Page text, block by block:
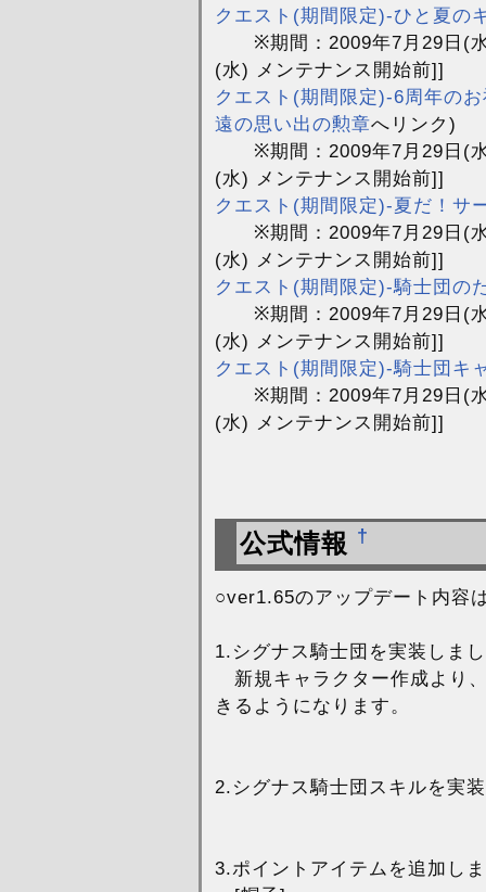
クエスト(期間限定)-ひと夏の
※期間：2009年7月29日(
(水) メンテナンス開始前]]
クエスト(期間限定)-6周年の
遠の思い出の勲章へリンク)
※期間：2009年7月29日(
(水) メンテナンス開始前]]
クエスト(期間限定)-夏だ！サ
※期間：2009年7月29日(
(水) メンテナンス開始前]]
クエスト(期間限定)-騎士団の
※期間：2009年7月29日(
(水) メンテナンス開始前]]
クエスト(期間限定)-騎士団キ
※期間：2009年7月29日(
(水) メンテナンス開始前]]
公式情報 †
○ver1.65のアップデート内容
1.シグナス騎士団を実装しま
新規キャラクター作成より
きるようになります。
2.シグナス騎士団スキルを実
3.ポイントアイテムを追加し